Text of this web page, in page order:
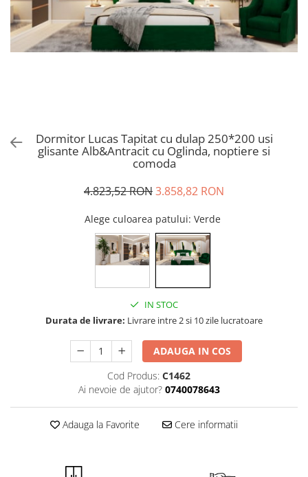
Dormitor Lucas Tapitat cu dulap 250*200 usi
glisante Alb&Antracit cu Oglinda, noptiere si
comoda
4.823,52 RON3.858,82 RON
Alege culoarea patului: Verde
IN STOC
Durata de livrare: Livrare intre 2 si 10 zile lucratoare
ADAUGA IN COS
Cod Produs: C1462
Ai nevoie de ajutor? 0740078643
Adauga la Favorite Cere informatii